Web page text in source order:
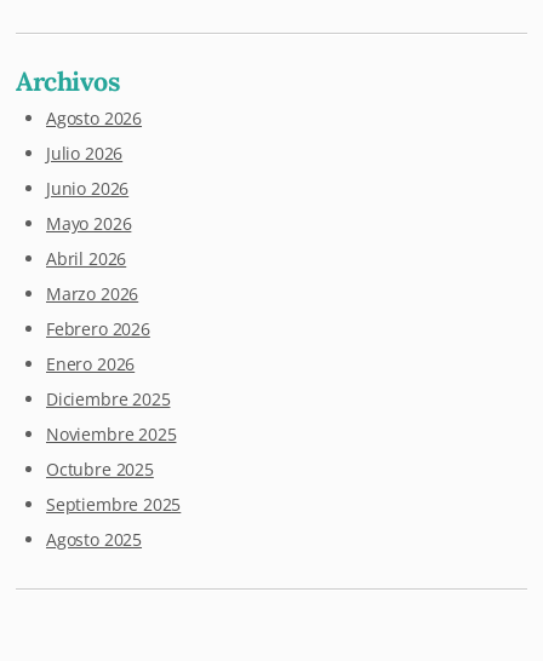
Archivos
Agosto 2026
Julio 2026
Junio 2026
Mayo 2026
Abril 2026
Marzo 2026
Febrero 2026
Enero 2026
Diciembre 2025
Noviembre 2025
Octubre 2025
Septiembre 2025
Agosto 2025